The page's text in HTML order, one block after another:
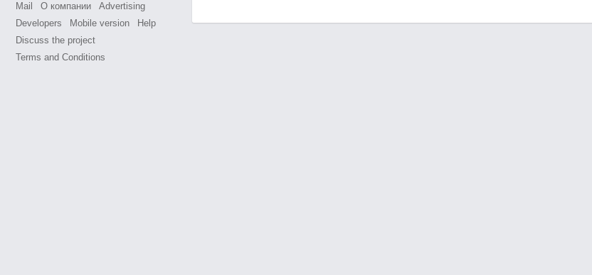
Mail О компании
Advertising
Developers
Mobile version
Help
Discuss the project
Terms and Conditions